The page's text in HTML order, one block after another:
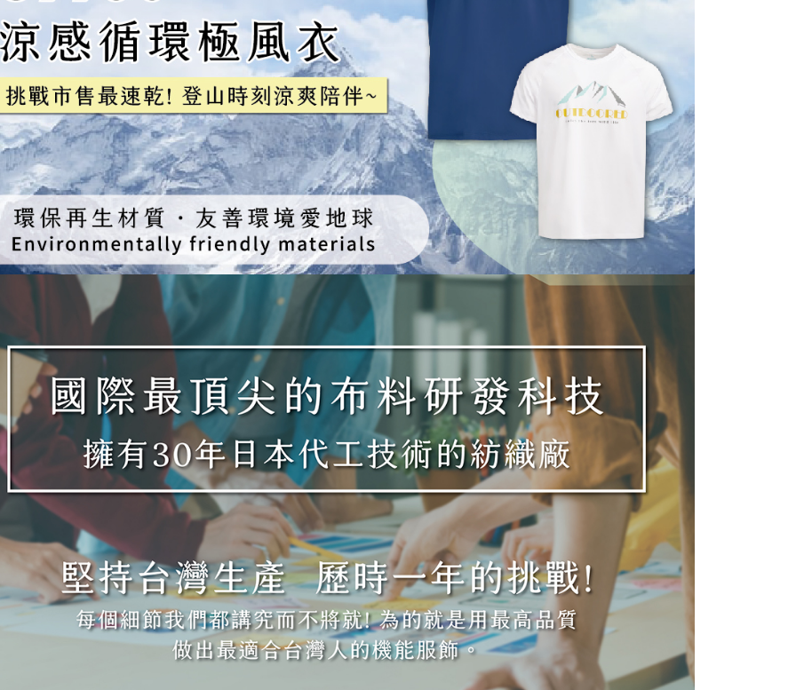
【注意事項】
１．透過由恩沛科技股份有限公司提供之「AFTEE先享後付」服務完成之
交易，需依本服務之必要範圍內提供個人資料，並將交易相關給付款項請
求債權轉讓予恩沛科技股份有限公司。
２．關於個人資料處理事宜，請瀏覽以下網址：
https://aftee.tw/terms/#terms3
３．未成年的使用者請事先徵得法定代理人或監護人之同意方可使用
「AFTEE先享後付」，若未經同意申辦者引起之損失，本公司不負相關責
任。
４．使用「AFTEE先享後付」時，將依據個別帳號之用戶狀況，依本公司
即時審查核予不同之上限額度；若仍有額度不足之情形，本公司將視審查
結果請求用戶進行身份認證。
５．嚴禁一人註冊多個帳號或使用他人資訊註冊。若發現惡意使用之情
形，恩沛科技股份有限公司將有權停止該用戶之使用額度並採取法律行
動。
宅配
每筆NT$100，滿NT$1,000(含以上)免運費
順豐 查看運費